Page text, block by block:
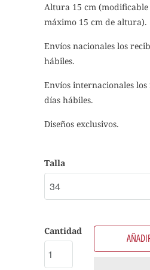
Altura 15 cm
máximo 15 cm de altura).
Envíos nacionales los
hábiles.
Envíos internacionales los
días hábiles.
Diseños exclusivos.
Talla
Cantidad